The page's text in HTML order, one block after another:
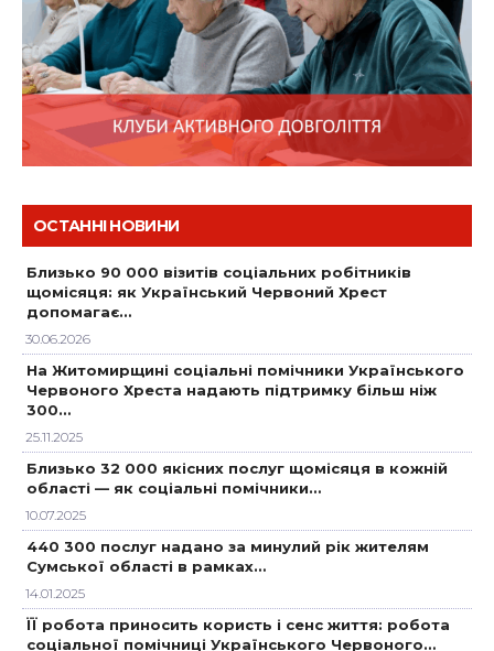
ОСТАННІ НОВИНИ
Близько 90 000 візитів соціальних робітників
щомісяця: як Український Червоний Хрест
допомагає…
30.06.2026
На Житомирщині соціальні помічники Українського
Червоного Хреста надають підтримку більш ніж
300…
25.11.2025
Близько 32 000 якісних послуг щомісяця в кожній
області — як соціальні помічники…
10.07.2025
440 300 послуг надано за минулий рік жителям
Сумської області в рамках…
14.01.2025
ЇЇ робота приносить користь і сенс життя: робота
соціальної помічниці Українського Червоного…